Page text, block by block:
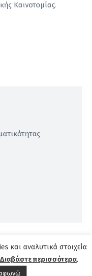
Καινοτομίας.
of Entrepreneurship
και αναλυτικά στοιχεία
Διαβάστε περισσότερα.